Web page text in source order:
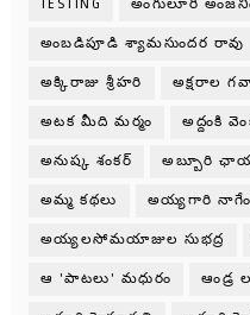
TESTING అంగులూరి
అంబడిపూడి శ్యామసుందర రావు
అక్కిరాజు శ్రీహరి అక్షరాల
అటక మీది మర్మం అద్దంకి
అనుష్క శంకర్ అబ్బూరి
అమ్మ కథలు అయ్యగారి
అయ్యలసోమయాజుల సుభద్ర
ఆ 'పాటలు' మధురం ఆండ్ర